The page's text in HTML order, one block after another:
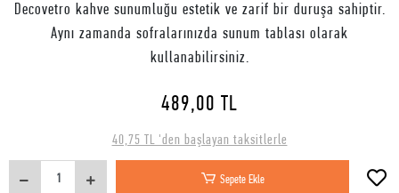
Decovetro kahve sunumluğu estetik ve zarif bir duruşa sahiptir.
Aynı zamanda sofralarınızda sunum tablası olarak
kullanabilirsiniz.
489,00 TL
40,75 TL 'den başlayan taksitlerle
Sepete Ekle